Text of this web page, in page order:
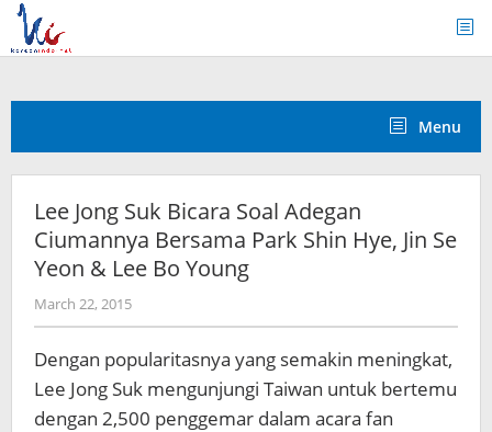
Skip
content
Menu
Lee Jong Suk Bicara Soal Adegan
Ciumannya Bersama Park Shin Hye, Jin Se
Yeon & Lee Bo Young
March 22, 2015by
Koreanindo
Dengan popularitasnya yang semakin meningkat,
Lee Jong Suk mengunjungi Taiwan untuk bertemu
dengan 2,500 penggemar dalam acara fan